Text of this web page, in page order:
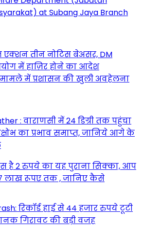
at Subang Jaya Branch
एक्शन तीन नोटिस बेअसर, DM
में हाज़िर होने का आदेश
में प्रशासन की खुली अवहेलना
: वाराणसी में 24 डिग्री तक पहुंचा
का प्रभाव समाप्त, जानिये आगे के
है 2 रुपये का यह पुराना सिक्का, आप
लाख रूपए तक , जानिए कैसे
रिकॉर्ड हाई से 44 हजार रुपये टूटी
गिरावट की बड़ी वजह